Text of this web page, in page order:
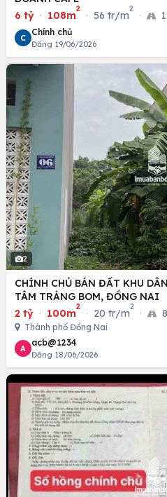
6 tỷ · 108m
2
· 56 tr/m
2
·
C
Chính chủ
Đăng 19/06/2026
2
CHÍNH CHỦ BÁN ĐẤT KHU
TÂM TRẢNG BOM, ĐỒNG NAI
2 tỷ · 100m
2
· 20 tr/m
2
·
Thành phố Đồng Nai
A
acb@1234
Đăng 18/06/2026